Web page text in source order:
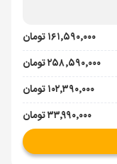
۱۶۱٬۵۹۰٬۰۰۰ تومان
۲۵۸٬۵۹۰٬۰۰۰ تومان
۱۰۲٬۳۹۰٬۰۰۰ تومان
۳۳٬۹۹۰٬۰۰۰ تومان